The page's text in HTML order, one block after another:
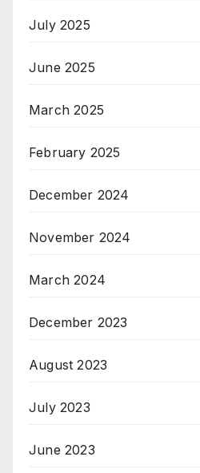
July 2025
June 2025
March 2025
February 2025
December 2024
November 2024
March 2024
December 2023
August 2023
July 2023
June 2023